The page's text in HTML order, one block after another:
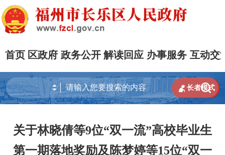
首页 区政府 政务公开 解读回应 办事服务 互动交

 长者模式
关于林晓倩等9位“双一流”高校毕业生
第一期落地奖励及陈梦婷等15位“双一